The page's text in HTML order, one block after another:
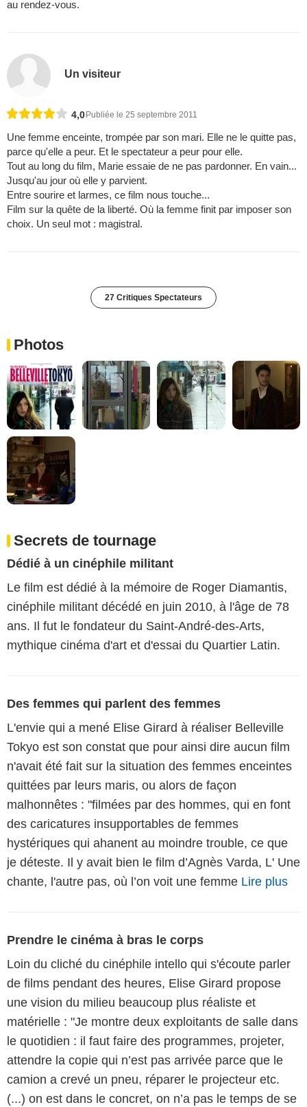
au rendez-vous.
Un visiteur
4,0 Publiée le 25 septembre 2011
Une femme enceinte, trompée par son mari. Elle ne le quitte pas,
parce qu'elle a peur. Et le spectateur a peur pour elle.
Tout au long du film, Marie essaie de ne pas pardonner. En vain...
Jusqu'au jour où elle y parvient.
Entre sourire et larmes, ce film nous touche...
Film sur la quête de la liberté. Où la femme finit par imposer son
choix. Un seul mot : magistral.
27 Critiques Spectateurs
Photos
Secrets de tournage
Dédié à un cinéphile militant
Le film est dédié à la mémoire de Roger Diamantis,
cinéphile militant décédé en juin 2010, à l'âge de 78
ans. Il fut le fondateur du Saint-André-des-Arts,
mythique cinéma d'art et d'essai du Quartier Latin.
Des femmes qui parlent des femmes
L'envie qui a mené Elise Girard à réaliser Belleville
Tokyo est son constat que pour ainsi dire aucun film
n'avait été fait sur la situation des femmes enceintes
quittées par leurs maris, ou alors de façon
malhonnêtes : "filmées par des hommes, qui en font
des caricatures insupportables de femmes
hystériques qui ahanent au moindre trouble, ce que
je déteste. Il y avait bien le film d’Agnès Varda, L' Une
chante, l'autre pas, où l’on voit une femme Lire plus
Prendre le cinéma à bras le corps
Loin du cliché du cinéphile intello qui s'écoute parler
de films pendant des heures, Elise Girard propose
une vision du milieu beaucoup plus réaliste et
matérielle : "Je montre deux exploitants de salle dans
le quotidien : il faut faire des programmes, projeter,
attendre la copie qui n’est pas arrivée parce que le
camion a crevé un pneu, réparer le projecteur etc.
(...) on est dans le concret, on n’a pas le temps de se